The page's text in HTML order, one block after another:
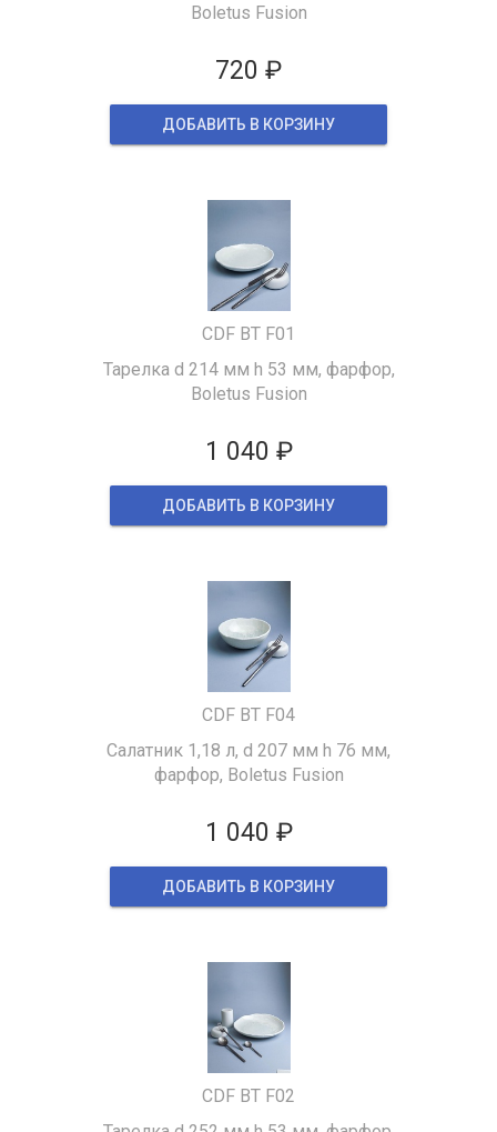
Boletus Fusion
720 ₽
ДОБАВИТЬ В КОРЗИНУ
CDF BT F01
Тарелка d 214 мм h 53 мм, фарфор,
Boletus Fusion
1 040 ₽
ДОБАВИТЬ В КОРЗИНУ
CDF BT F04
Салатник 1,18 л, d 207 мм h 76 мм,
фарфор, Boletus Fusion
1 040 ₽
ДОБАВИТЬ В КОРЗИНУ
CDF BT F02